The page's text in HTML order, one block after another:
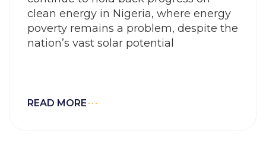
clean energy in Nigeria, where energy
poverty remains a problem, despite the
nation’s vast solar potential
READ MORE